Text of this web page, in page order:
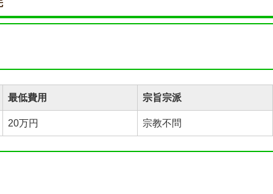
最低費用 宗旨宗派
20万円 宗教不問